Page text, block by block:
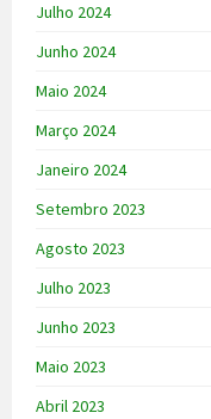
Julho 2024
Junho 2024
Maio 2024
Março 2024
Janeiro 2024
Setembro 2023
Agosto 2023
Julho 2023
Junho 2023
Maio 2023
Abril 2023